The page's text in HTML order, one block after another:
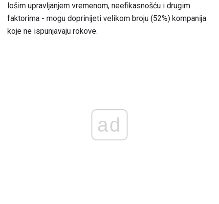
lošim upravljanjem vremenom, neefikasnošću i drugim
faktorima - mogu doprinijeti velikom broju (52%) kompanija
koje ne ispunjavaju rokove.
ad